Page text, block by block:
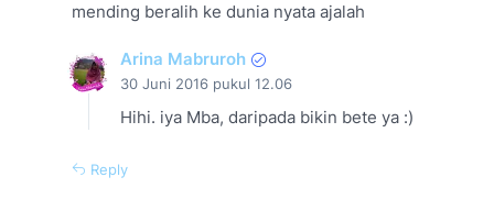
mending beralih ke dunia nyata ajalah
Arina Mabruroh
30 Juni 2016 pukul 12.06
Hihi. iya Mba, daripada bikin bete ya :)
Reply